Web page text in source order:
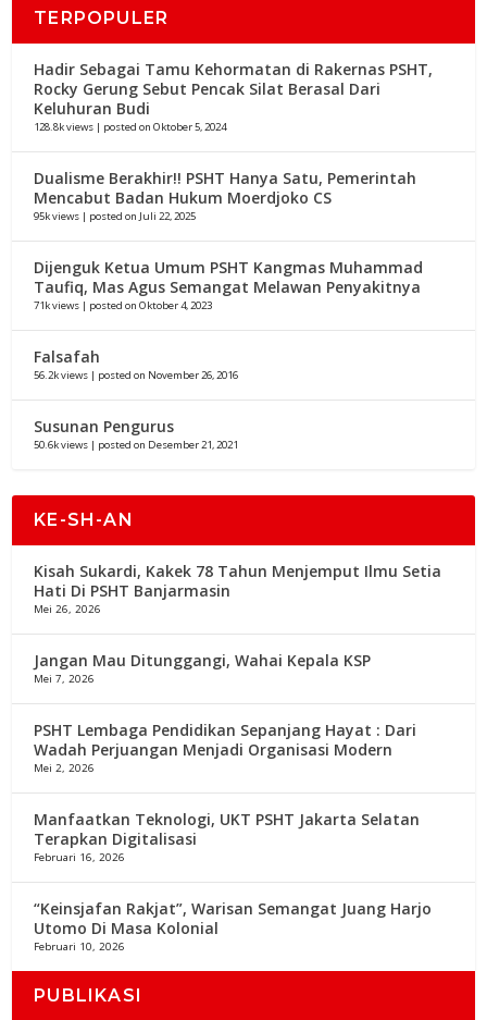
TERPOPULER
Hadir Sebagai Tamu Kehormatan di Rakernas PSHT,
Rocky Gerung Sebut Pencak Silat Berasal Dari
Keluhuran Budi
128.8k views | posted on Oktober 5, 2024
Dualisme Berakhir!! PSHT Hanya Satu, Pemerintah
Mencabut Badan Hukum Moerdjoko CS
95k views | posted on Juli 22, 2025
Dijenguk Ketua Umum PSHT Kangmas Muhammad
Taufiq, Mas Agus Semangat Melawan Penyakitnya
71k views | posted on Oktober 4, 2023
Falsafah
56.2k views | posted on November 26, 2016
Susunan Pengurus
50.6k views | posted on Desember 21, 2021
KE-SH-AN
Kisah Sukardi, Kakek 78 Tahun Menjemput Ilmu Setia
Hati Di PSHT Banjarmasin
Mei 26, 2026
Jangan Mau Ditunggangi, Wahai Kepala KSP
Mei 7, 2026
PSHT Lembaga Pendidikan Sepanjang Hayat : Dari
Wadah Perjuangan Menjadi Organisasi Modern
Mei 2, 2026
Manfaatkan Teknologi, UKT PSHT Jakarta Selatan
Terapkan Digitalisasi
Februari 16, 2026
“Keinsjafan Rakjat”, Warisan Semangat Juang Harjo
Utomo Di Masa Kolonial
Februari 10, 2026
PUBLIKASI